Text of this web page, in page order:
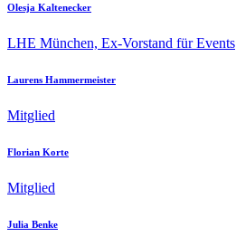
Olesja Kaltenecker
LHE München, Ex-Vorstand für Events
Laurens Hammermeister
Mitglied
Florian Korte
Mitglied
Julia Benke